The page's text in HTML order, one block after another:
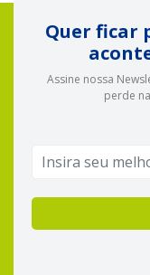
Quer ficar
Assine nossa
perde